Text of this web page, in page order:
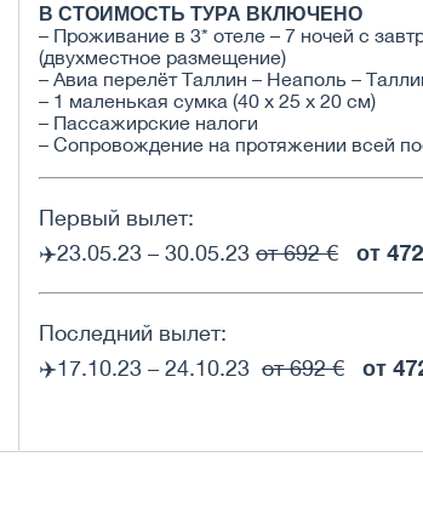
В СТОИМОСТЬ ТУРА ВКЛЮЧЕНО
– Проживание в 3* отеле – 7 ночей с
(двухместное размещение)
– Авиа перелёт Таллин – Неаполь –
– 1 маленькая сумка (40 х 25 х 20 см)
– Пассажирские налоги
– Сопровождение на протяжении всей
Первый вылет:
✈️23.05.23 – 30.05.23 от 692 € от
Последний вылет:
✈️17.10.23 – 24.10.23 от 692 € от